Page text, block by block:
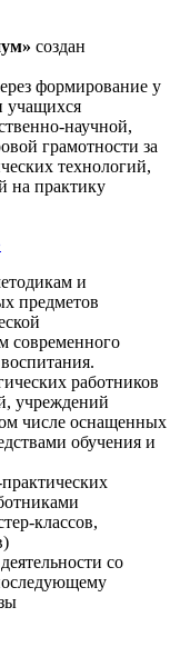
создан
формирование у
учащихся
научной,
грамотности за
технологий,
на практику
и
предметов
современного
работников
учреждений
числе оснащенных
обучения и
классов,
со